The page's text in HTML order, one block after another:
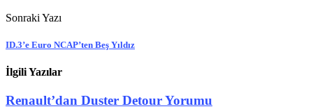
Sonraki Yazı
ID.3’e Euro NCAP’ten Beş Yıldız
İlgili Yazılar
Renault’dan Duster Detour Yorumu